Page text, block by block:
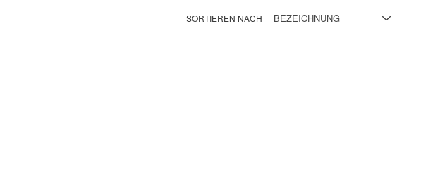
SORTIEREN NACH